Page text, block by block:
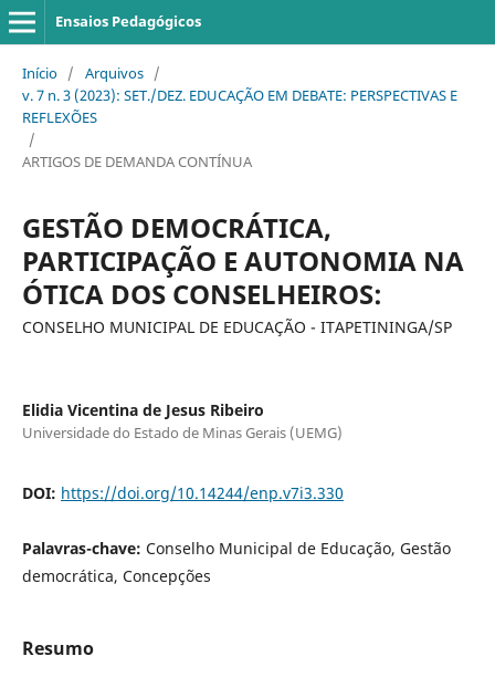
Ensaios Pedagógicos
Início / Arquivos /
v. 7 n. 3 (2023): SET./DEZ. EDUCAÇÃO EM DEBATE: PERSPECTIVAS E
REFLEXÕES
/
ARTIGOS DE DEMANDA CONTÍNUA
GESTÃO DEMOCRÁTICA,
PARTICIPAÇÃO E AUTONOMIA NA
ÓTICA DOS CONSELHEIROS:
CONSELHO MUNICIPAL DE EDUCAÇÃO - ITAPETININGA/SP
Elidia Vicentina de Jesus Ribeiro
Universidade do Estado de Minas Gerais (UEMG)
DOI: https://doi.org/10.14244/enp.v7i3.330
Palavras-chave: Conselho Municipal de Educação, Gestão
democrática, Concepções
Resumo